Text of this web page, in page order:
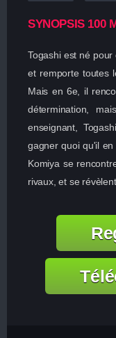
SYNOPSIS 100
Togashi est né
et remporte toutes
Mais en 6e, il
détermination,
enseignant,
gagner quoi qu'il
Komiya se
rivaux, et se